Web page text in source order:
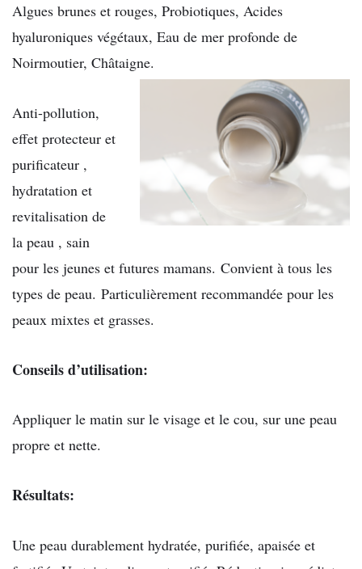
Algues brunes et rouges, Probiotiques, Acides
hyaluroniques végétaux, Eau de mer profonde de
Noirmoutier, Châtaigne.
Anti-pollution,
effet protecteur et
purificateur ,
hydratation et
revitalisation de
la peau , sain
pour les jeunes et futures mamans. Convient à tous les
types de peau. Particulièrement recommandée pour les
peaux mixtes et grasses.
Conseils d’utilisation:
Appliquer le matin sur le visage et le cou, sur une peau
propre et nette.
Résultats:
Une peau durablement hydratée, purifiée, apaisée et